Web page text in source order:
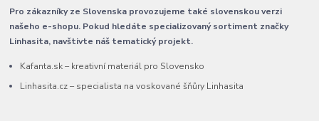
Pro zákazníky ze Slovenska provozujeme také slovenskou verzi
našeho e-shopu. Pokud hledáte specializovaný sortiment značky
Linhasita, navštivte náš tematický projekt.
Kafanta.sk – kreativní materiál pro Slovensko
Linhasita.cz – specialista na voskované šňůry Linhasita